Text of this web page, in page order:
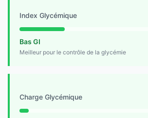
Index Glycémique
Bas GI
Meilleur pour le contrôle de la glycémie
Charge Glycémique